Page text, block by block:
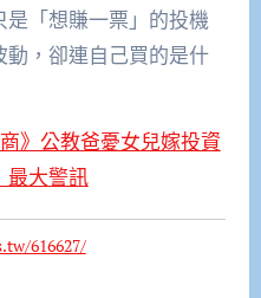
「想賺一票」的投機
，卻連自己買的是什
》公教爸憂女兒嫁投資
大警訊
616627/